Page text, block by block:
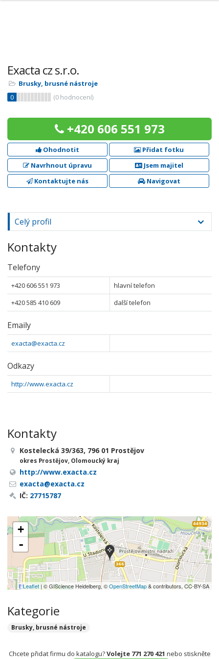
Exacta cz s.r.o.
Brusky, brusné nástroje
0
(0 hodnocení)
+420 606 551 973
Ohodnotit
Přidat fotku
Navrhnout úpravu
Jsem majitel
Kontaktujte nás
Navigovat
Celý profil
Kontakty
Telefony
+420 606 551 973
hlavní telefon
+420 585 410 609
další telefon
Emaily
exacta@exacta.cz
Odkazy
http://www.exacta.cz
Kontakty
Kostelecká 39/363, 796 01 Prostějov
okres Prostějov, Olomoucký kraj
http://www.exacta.cz
exacta@exacta.cz
IČ: 27715787
+
-
Leaflet| © GIScience Heidelberg, ©OpenStreetMap& contributors, CC-BY-SA
Kategorie
Brusky, brusné nástroje
Chcete přidat firmu do katalogu?Volejte 771 270 421 nebo stiskněte